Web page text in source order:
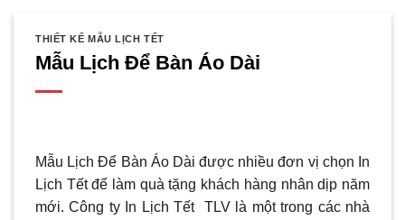
THIẾT KẾ MẪU LỊCH TẾT
Mẫu Lịch Để Bàn Áo Dài
Mẫu Lịch Để Bàn Áo Dài được nhiều đơn vị chọn In
Lịch Tết để làm quà tặng khách hàng nhân dịp năm
mới. Công ty In Lịch Tết TLV là một trong các nhà